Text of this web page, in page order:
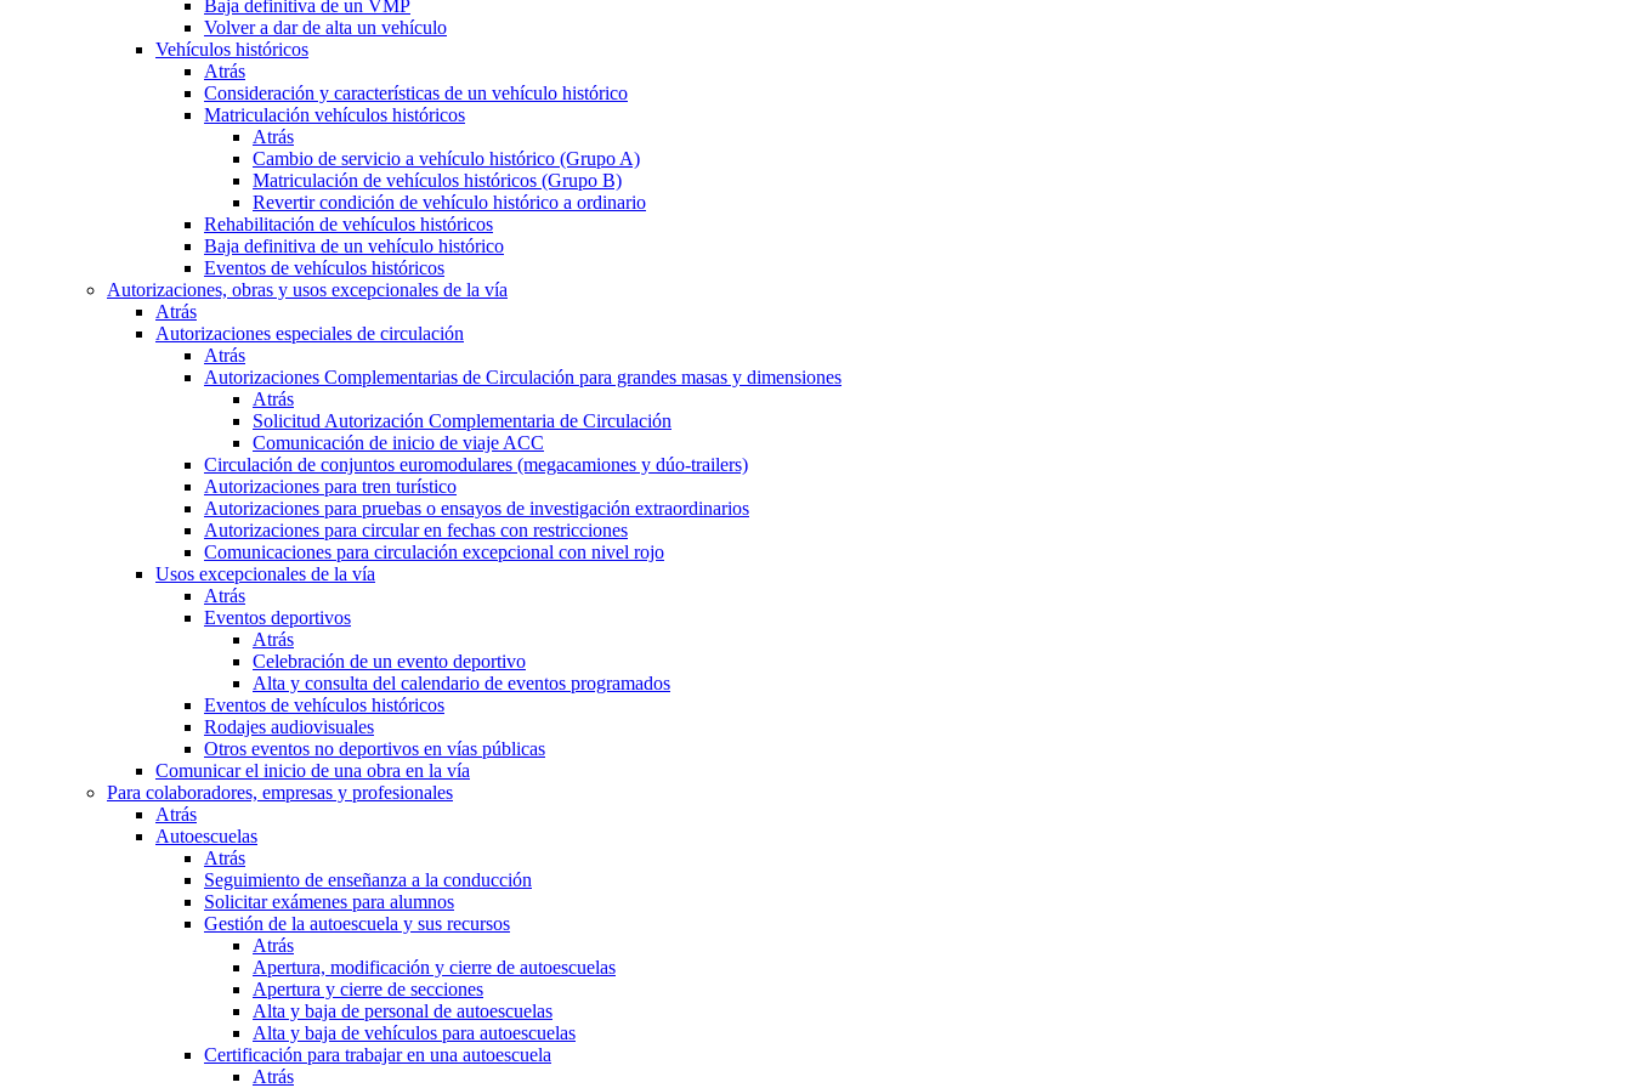
Baja definitiva de un VMP
Volver a dar de alta un vehículo
Vehículos históricos
Atrás
Consideración y características de un vehículo histórico
Matriculación vehículos históricos
Atrás
Cambio de servicio a vehículo histórico (Grupo A)
Matriculación de vehículos históricos (Grupo B)
Revertir condición de vehículo histórico a ordinario
Rehabilitación de vehículos históricos
Baja definitiva de un vehículo histórico
Eventos de vehículos históricos
Autorizaciones, obras y usos excepcionales de la vía
Atrás
Autorizaciones especiales de circulación
Atrás
Autorizaciones Complementarias de Circulación para grandes masas y dimensiones
Atrás
Solicitud Autorización Complementaria de Circulación
Comunicación de inicio de viaje ACC
Circulación de conjuntos euromodulares (megacamiones y dúo-trailers)
Autorizaciones para tren turístico
Autorizaciones para pruebas o ensayos de investigación extraordinarios
Autorizaciones para circular en fechas con restricciones
Comunicaciones para circulación excepcional con nivel rojo
Usos excepcionales de la vía
Atrás
Eventos deportivos
Atrás
Celebración de un evento deportivo
Alta y consulta del calendario de eventos programados
Eventos de vehículos históricos
Rodajes audiovisuales
Otros eventos no deportivos en vías públicas
Comunicar el inicio de una obra en la vía
Para colaboradores, empresas y profesionales
Atrás
Autoescuelas
Atrás
Seguimiento de enseñanza a la conducción
Solicitar exámenes para alumnos
Gestión de la autoescuela y sus recursos
Atrás
Apertura, modificación y cierre de autoescuelas
Apertura y cierre de secciones
Alta y baja de personal de autoescuelas
Alta y baja de vehículos para autoescuelas
Certificación para trabajar en una autoescuela
Atrás